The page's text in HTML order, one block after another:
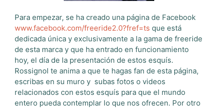
Para empezar, se ha creado una página de Facebook
www.facebook.com/freeride2.0?fref=ts que está
dedicada única y exclusivamente a la gama de freeride
de esta marca y que ha entrado en funcionamiento
hoy, el día de la presentación de estos esquís.
Rossignol te anima a que te hagas fan de esta página,
escribas en su muro y subas fotos o videos
relacionados con estos esquís para que el mundo
entero pueda contemplar lo que nos ofrecen. Por otro